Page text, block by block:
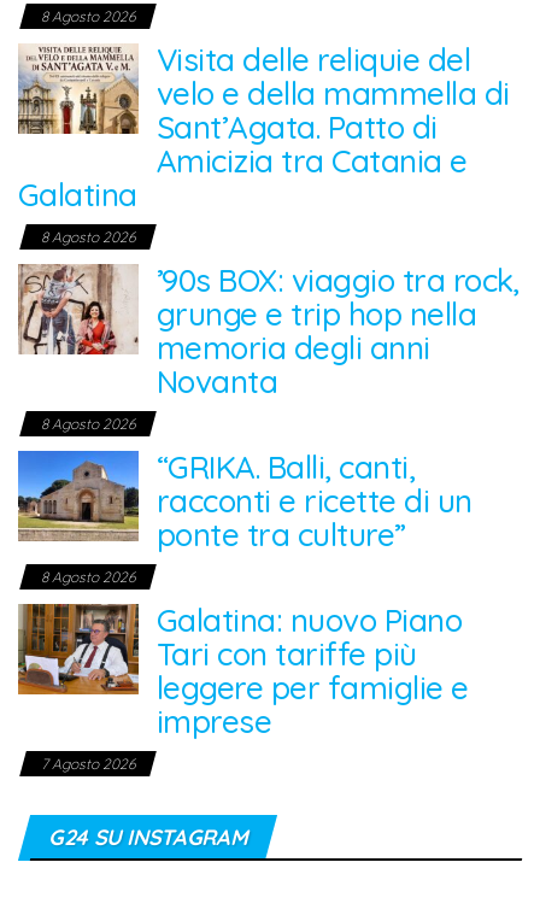
8 Agosto 2026
Visita delle reliquie del
velo e della mammella di
Sant’Agata. Patto di
Amicizia tra Catania e
Galatina
8 Agosto 2026
’90s BOX: viaggio tra rock,
grunge e trip hop nella
memoria degli anni
Novanta
8 Agosto 2026
“GRIKA. Balli, canti,
racconti e ricette di un
ponte tra culture”
8 Agosto 2026
Galatina: nuovo Piano
Tari con tariffe più
leggere per famiglie e
imprese
7 Agosto 2026
G24 SU INSTAGRAM